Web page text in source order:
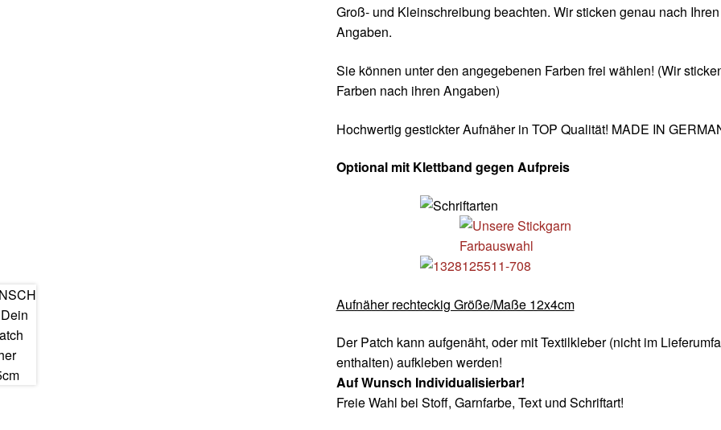
Groß- und Kleinschreibung beachten. Wir sticken genau nach Ihren
Angaben.
Sie können unter den angegebenen Farben frei wählen! (Wir
Farben nach ihren Angaben)
Hochwertig gestickter Aufnäher in TOP Qualität! MADE IN
Optional mit Klettband gegen Aufpreis
Aufnäher rechteckig Größe/Maße 12x4cm
Der Patch kann aufgenäht, oder mit Textilkleber (nicht im
enthalten) aufkleben werden!
Auf Wunsch Individualisierbar!
Freie Wahl bei Stoff, Garnfarbe, Text und Schriftart!